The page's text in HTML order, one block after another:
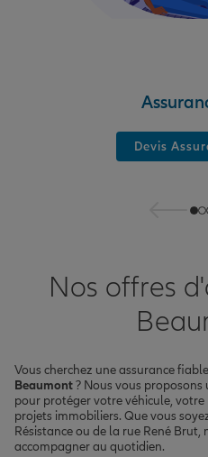
Devis
Nos offres
Vous cherchez une assurance
Beaumont? Nous vous
pour protéger votre véhicule,
projets immobiliers. Que vous
Résistance ou de la rue René
accompagner au quotidien.